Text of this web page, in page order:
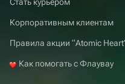
Корпоративным клиентам
Правила акции “Atomic
Как помогать с Флаувау